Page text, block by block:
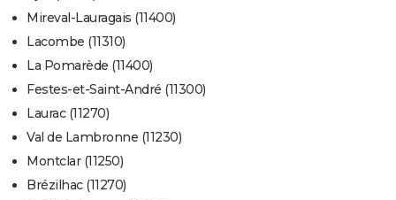
Mireval-Lauragais (11400)
Lacombe (11310)
La Pomarède (11400)
Festes-et-Saint-André (11300)
Laurac (11270)
Val de Lambronne (11230)
Montclar (11250)
Brézilhac (11270)